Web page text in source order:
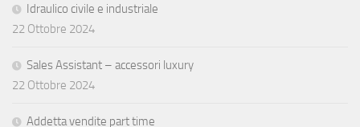
Idraulico civile e industriale
22 Ottobre 2024
Sales Assistant – accessori luxury
22 Ottobre 2024
Addetta vendite part time